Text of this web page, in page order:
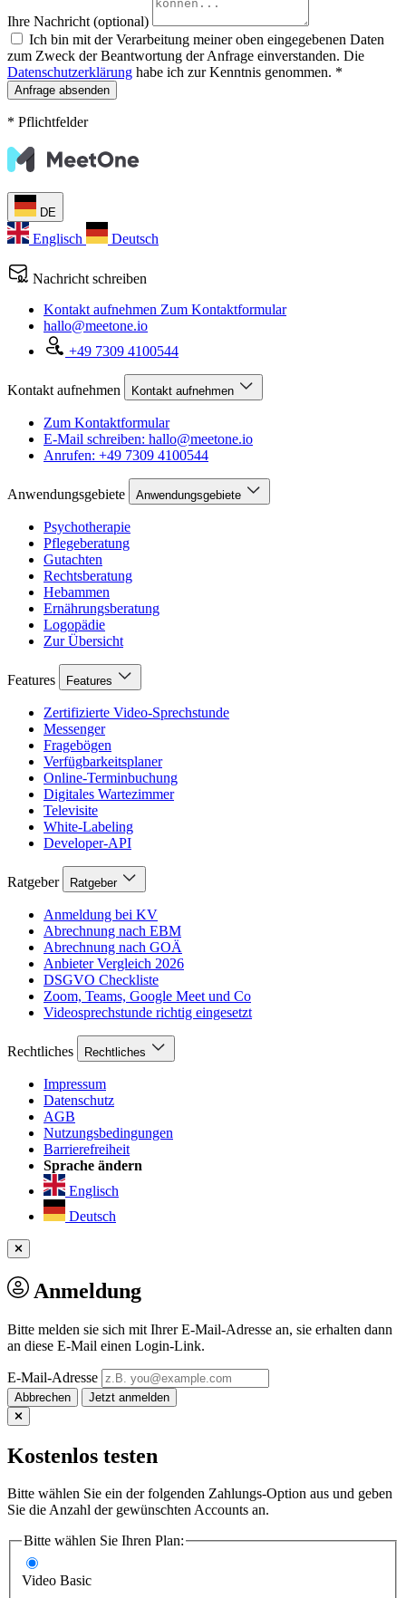
Ihre Nachricht (optional)
Ich bin mit der Verarbeitung meiner oben eingegebenen Daten
zum Zweck der Beantwortung der Anfrage einverstanden. Die
Datenschutzerklärung habe ich zur Kenntnis genommen. *
* Pflichtfelder
DE
Englisch Deutsch
Nachricht schreiben
Kontakt aufnehmen Zum Kontaktformular
hallo@meetone.io
+49 7309 4100544
Kontakt aufnehmen Kontakt aufnehmen
Zum Kontaktformular
E-Mail schreiben: hallo@meetone.io
Anrufen: +49 7309 4100544
Anwendungsgebiete Anwendungsgebiete
Psychotherapie
Pflegeberatung
Gutachten
Rechtsberatung
Hebammen
Ernährungsberatung
Logopädie
Zur Übersicht
Features Features
Zertifizierte Video-Sprechstunde
Messenger
Fragebögen
Verfügbarkeitsplaner
Online-Terminbuchung
Digitales Wartezimmer
Televisite
White-Labeling
Developer-API
Ratgeber Ratgeber
Anmeldung bei KV
Abrechnung nach EBM
Abrechnung nach GOÄ
Anbieter Vergleich 2026
DSGVO Checkliste
Zoom, Teams, Google Meet und Co
Videosprechstunde richtig eingesetzt
Rechtliches Rechtliches
Impressum
Datenschutz
AGB
Nutzungsbedingungen
Barrierefreiheit
Sprache ändern
Englisch
Deutsch
Anmeldung
Bitte melden sie sich mit Ihrer E-Mail-Adresse an, sie erhalten dann
an diese E-Mail einen Login-Link.
E-Mail-Adresse
Abbrechen
Kostenlos testen
Bitte wählen Sie ein der folgenden Zahlungs-Option aus und geben
Sie die Anzahl der gewünschten Accounts an.
Bitte wählen Sie Ihren Plan:
Video Basic